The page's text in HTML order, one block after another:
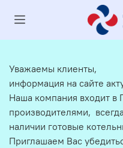
Уважаемы клиенты,
информация на сайте
Наша компания входит в
производителями,
наличии готовые
Приглашаем Вас